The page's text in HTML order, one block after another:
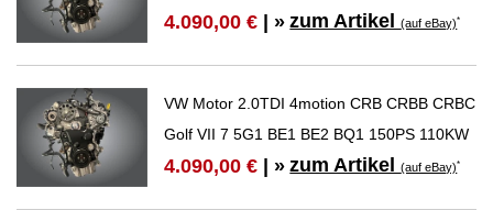
4.090,00 € | » zum Artikel(auf eBay)*
VW Motor 2.0TDI 4motion CRB CRBB CRBC
Golf VII 7 5G1 BE1 BE2 BQ1 150PS 110KW
4.090,00 € | » zum Artikel(auf eBay)*